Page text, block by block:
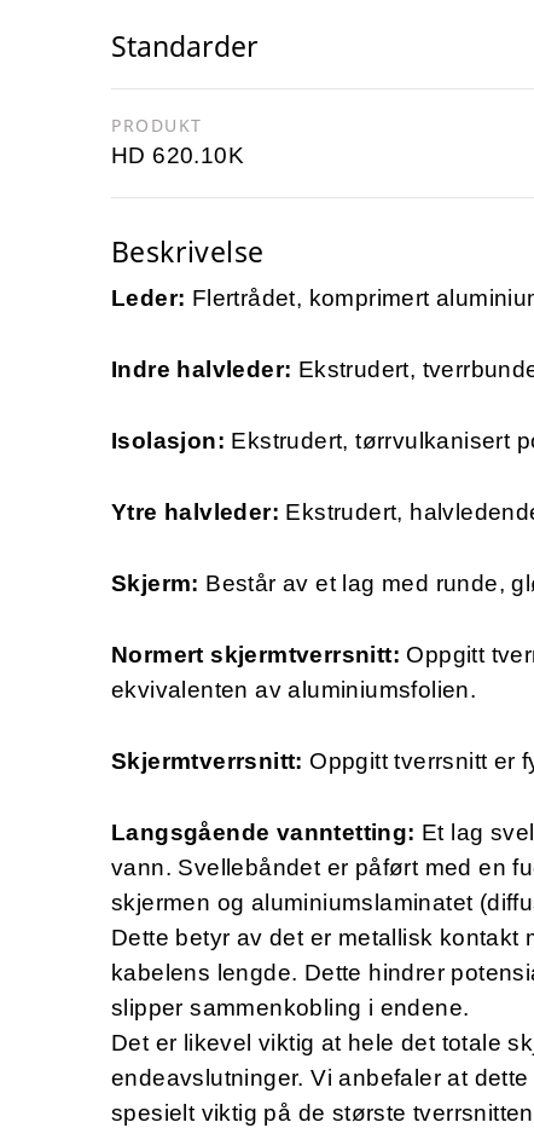
Standarder
PRODUKT
HD 620.10K
Beskrivelse
Leder: Flertrådet, komprimert
Indre halvleder: Ekstrudert,
Isolasjon: Ekstrudert, tørrvulkanisert
Ytre halvleder: Ekstrudert,
Skjerm: Består av et lag med runde,
Normert skjermtverrsnitt: Oppgitt
ekvivalenten av aluminiumsfolien.
Skjermtverrsnitt: Oppgitt tverrsnitt er
Langsgående vanntetting: Et lag
vann. Svellebåndet er påført med en
skjermen og aluminiumslaminatet
Dette betyr av det er metallisk kontakt
kabelens lengde. Dette hindrer
slipper sammenkobling i endene.
Det er likevel viktig at hele det totale
endeavslutninger. Vi anbefaler at
spesielt viktig på de største